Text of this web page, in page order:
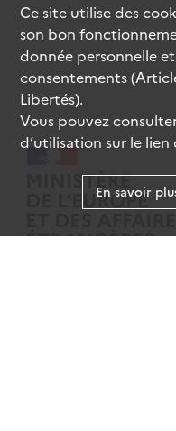
Ce site utilise des
son bon
donnée personnelle
consentements
Libertés).
Vous pouvez
d’utilisation sur le lien
En savoir